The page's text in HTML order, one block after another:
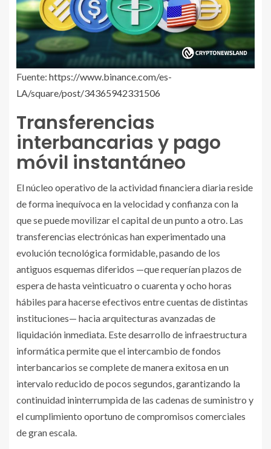
Fuente: https://www.binance.com/es-
LA/square/post/34365942331506
Transferencias
interbancarias y pago
móvil instantáneo
El núcleo operativo de la actividad financiera diaria reside
de forma inequívoca en la velocidad y confianza con la
que se puede movilizar el capital de un punto a otro. Las
transferencias electrónicas han experimentado una
evolución tecnológica formidable, pasando de los
antiguos esquemas diferidos —que requerían plazos de
espera de hasta veinticuatro o cuarenta y ocho horas
hábiles para hacerse efectivos entre cuentas de distintas
instituciones— hacia arquitecturas avanzadas de
liquidación inmediata. Este desarrollo de infraestructura
informática permite que el intercambio de fondos
interbancarios se complete de manera exitosa en un
intervalo reducido de pocos segundos, garantizando la
continuidad ininterrumpida de las cadenas de suministro y
el cumplimiento oportuno de compromisos comerciales
de gran escala.